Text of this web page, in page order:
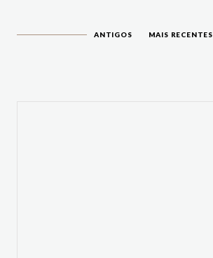
ANTIGOS MAIS RECENTES